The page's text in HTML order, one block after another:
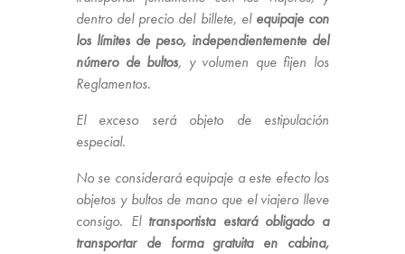
dentro del precio del billete, el equipaje con
los límites de peso, independientemente del
número de bultos, y volumen que fijen los
Reglamentos.
El exceso será objeto de estipulación
especial.
No se considerará equipaje a este efecto los
objetos y bultos de mano que el viajero lleve
consigo. El transportista estará obligado a
transportar de forma gratuita en cabina,